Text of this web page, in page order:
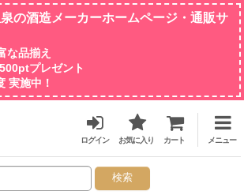
の酒造メーカーホームページ・通販サ
な品揃え
プレゼント
実施中！
ログイン お気に入り カート メニュー
検索